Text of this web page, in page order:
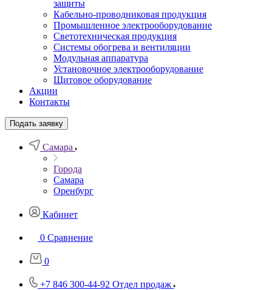
защиты
Кабельно-проводниковая продукция
Промышленное электрооборудование
Светотехническая продукция
Системы обогрева и вентиляции
Модульная аппаратура
Установочное электрооборудование
Щитовое оборудование
Акции
Контакты
Подать заявку
Самара
Города
Самара
Оренбург
Кабинет
0 Сравнение
0
+7 846 300-44-92 Отдел продаж